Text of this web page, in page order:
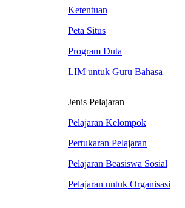
Ketentuan
Peta Situs
Program Duta
LIM untuk Guru Bahasa
Jenis Pelajaran
Pelajaran Kelompok
Pertukaran Pelajaran
Pelajaran Beasiswa Sosial
Pelajaran untuk Organisasi